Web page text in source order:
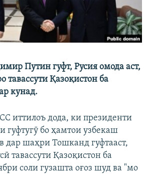
Путин гуфт, Русия омода аст,
тавассути Қазоқистон ба
кунад.
иттилоъ дода, ки президенти
гуфтугӯ бо ҳамтои узбекаш
дар шаҳри Тошканд гуфтааст,
тавассути Қазоқистон ба
соли гузашта оғоз шуд ва "мо